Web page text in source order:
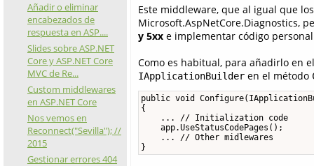
Añadir o eliminar
encabezados de
respuesta en ASP....
Slides sobre ASP.NET
Core y ASP.NET Core
MVC de Re...
Custom middlewares
en ASP.NET Core
Nos vemos en
Reconnect("Sevilla"); //
2015
Gestionar errores 404
Este middleware, que al igual que
Microsoft.AspNetCore.Diagnostics,
y 5xx e implementar código
Como es habitual, para añadirlo en
IApplicationBuilder en el método
public void
{
    ... // Initialization code
    app.UseStatusCodePages();
    ... // Other midlewares
}